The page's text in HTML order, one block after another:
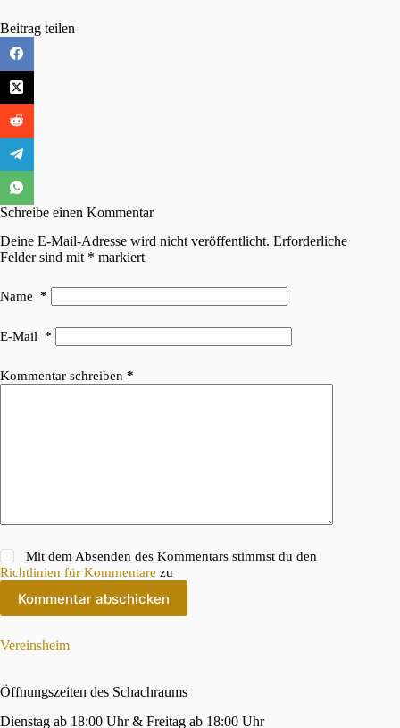
Beitrag teilen
Schreibe einen Kommentar
Deine E-Mail-Adresse wird nicht veröffentlicht. Erforderliche
Felder sind mit * markiert
Name *
E-Mail *
Kommentar schreiben *
Mit dem Absenden des Kommentars stimmst du den
Richtlinien für Kommentare zu
Kommentar abschicken
Vereinsheim
Öffnungszeiten des Schachraums
Dienstag ab 18:00 Uhr & Freitag ab 18:00 Uhr